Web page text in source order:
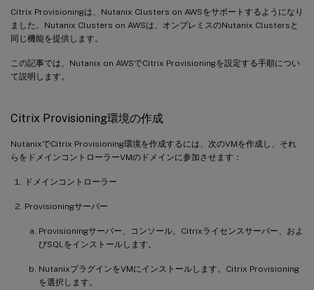
Citrix Provisioningは、Nutanix Clusters on AWSをサポートするようになり
ました。Nutanix Clusters on AWSは、オンプレミスのNutanix Clustersと
同じ機能を提供します。
この記事では、Nutanix on AWSでCitrix Provisioningを設定する手順につい
て説明します。
Citrix Provisioning環境の作成
NutanixでCitrix Provisioning環境を作成するには、次のVMを作成し、それ
らをドメインコントローラーVMのドメインに参加させます：
ドメインコントローラー
Provisioningサーバー
Provisioningサーバー、コンソール、Citrixライセンスサーバー、およ
びSQLをインストールします。
NutanixプラグインをVMにインストールします。Citrix Provisioning
を選択します。